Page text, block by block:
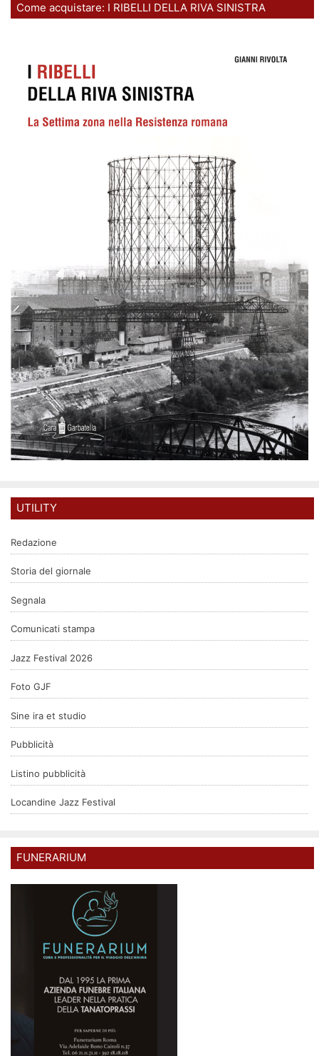
Come acquistare: I RIBELLI DELLA RIVA SINISTRA
UTILITY
Redazione
Storia del giornale
Segnala
Comunicati stampa
Jazz Festival 2026
Foto GJF
Sine ira et studio
Pubblicità
Listino pubblicità
Locandine Jazz Festival
FUNERARIUM